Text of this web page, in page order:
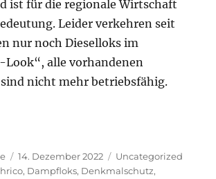
ist für die regionale Wirtschaft
Leider verkehren seit
nur noch Dieselloks im
-Look“, alle vorhandenen
sind nicht mehr betriebsfähig.
Region fordert Intensivierung des
Veröffentlicht
am
14. Dezember 2022 Kategorien
Uncategorized
, Dampfloks, Denkmalschutz,